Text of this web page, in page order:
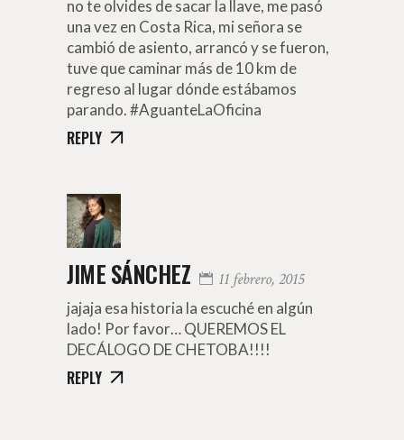
no te olvides de sacar la llave, me pasó
una vez en Costa Rica, mi señora se
cambió de asiento, arrancó y se fueron,
tuve que caminar más de 10 km de
regreso al lugar dónde estábamos
parando. #AguanteLaOficina
REPLY
JIME SÁNCHEZ 11 febrero, 2015
jajaja esa historia la escuché en algún
lado! Por favor… QUEREMOS EL
DECÁLOGO DE CHETOBA!!!!
REPLY